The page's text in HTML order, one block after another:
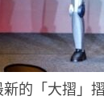
的「大摺」